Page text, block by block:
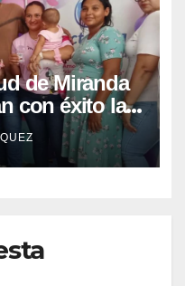
de Miranda
con éxito la
la Lactancia